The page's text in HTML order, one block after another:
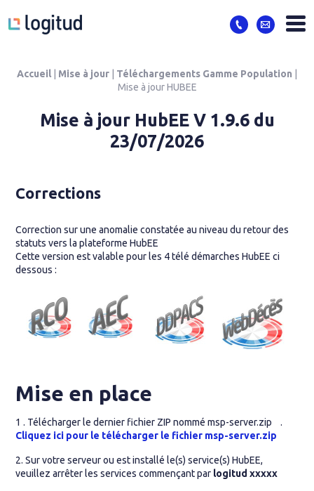
Logitud - Assistance 03 89 61 53 33
Nous
Accueil Mise à jour Téléchargements Gamme Population
Mise à jour HUBEE
Mise à jour HubEE V 1.9.6 du
23/07/2026
Corrections
Correction sur une anomalie constatée au niveau du retour des
statuts vers la plateforme HubEE
Cette version est valable pour les 4 télé démarches HubEE ci
dessous :
Mise en place
1 . Télécharger le dernier fichier ZIP nommé msp-server.zip .
Cliquez ici pour le télécharger le fichier msp-server.zip
2. Sur votre serveur ou est installé le(s) service(s) HubEE,
veuillez arrêter les services commençant par logitud xxxxx